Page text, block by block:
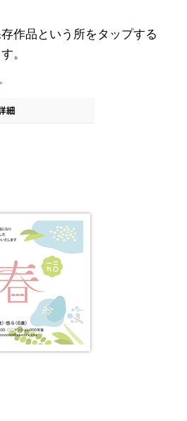
作品という所をタップする
。